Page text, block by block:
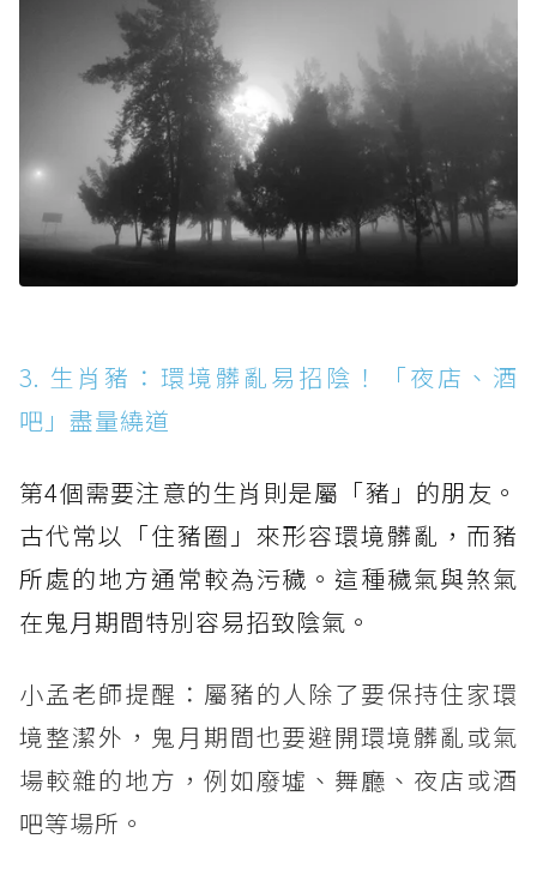
3. 生肖豬：環境髒亂易招陰！「夜店、酒
吧」盡量繞道
第4個需要注意的生肖則是屬「豬」的朋友。
古代常以「住豬圈」來形容環境髒亂，而豬
所處的地方通常較為污穢。這種穢氣與煞氣
在鬼月期間特別容易招致陰氣。
小孟老師提醒：屬豬的人除了要保持住家環
境整潔外，鬼月期間也要避開環境髒亂或氣
場較雜的地方，例如廢墟、舞廳、夜店或酒
吧等場所。